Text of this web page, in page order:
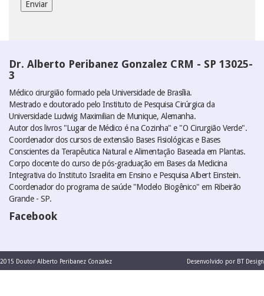
Dr. Alberto Peribanez Gonzalez CRM - SP 13025-
3
Médico cirurgião formado pela Universidade de Brasília.
Mestrado e doutorado pelo Instituto de Pesquisa Cirúrgica da
Universidade Ludwig Maximilian de Munique, Alemanha.
Autor dos livros "Lugar de Médico é na Cozinha" e "O Cirurgião Verde".
Coordenador dos cursos de extensão Bases Fisiológicas e Bases
Conscientes da Terapêutica Natural e Alimentação Baseada em Plantas.
Corpo docente do curso de pós-graduação em Bases da Medicina
Integrativa do Instituto Israelita em Ensino e Pesquisa Albert Einstein.
Coordenador do programa de saúde "Modelo Biogênico" em Ribeirão
Grande - SP.
Facebook
2015 Doutor Alberto Peribanez Conzalez Desenvolvido por BT Design